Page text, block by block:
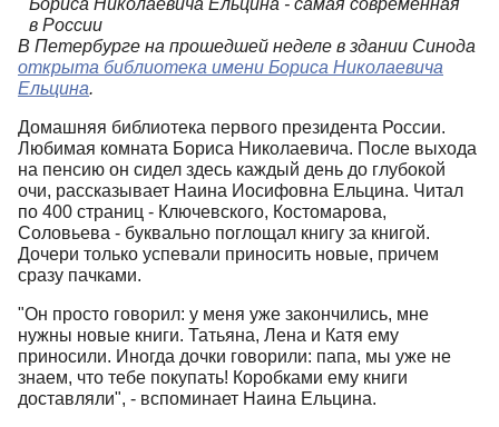
В Петербурге на прошедшей неделе в здании Синода
открыта библиотека имени Бориса Николаевича
Ельцина.
Домашняя библиотека первого президента России.
Любимая комната Бориса Николаевича. После выхода
на пенсию он сидел здесь каждый день до глубокой
очи, рассказывает Наина Иосифовна Ельцина. Читал
по 400 страниц - Ключевского, Костомарова,
Соловьева - буквально поглощал книгу за книгой.
Дочери только успевали приносить новые, причем
сразу пачками.
"Он просто говорил: у меня уже закончились, мне
нужны новые книги. Татьяна, Лена и Катя ему
приносили. Иногда дочки говорили: папа, мы уже не
знаем, что тебе покупать! Коробками ему книги
доставляли", - вспоминает Наина Ельцина.